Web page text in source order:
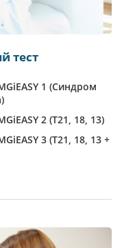
тест
1 (Синдром
2 (Т21, 18, 13)
3 (Т21, 18, 13 +